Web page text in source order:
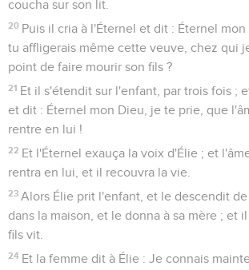
coucha sur son lit.
20 Puis il cria à l'Éternel et dit : Éternel
tu affligerais même cette veuve, chez qui
point de faire mourir son fils ?
21 Et il s'étendit sur l'enfant, par trois fois ;
et dit : Éternel mon Dieu, je te prie, que
rentre en lui !
22 Et l'Éternel exauça la voix d'Élie ; et
rentra en lui, et il recouvra la vie.
23 Alors Élie prit l'enfant, et le descendit
dans la maison, et le donna à sa mère ; et
fils vit.
24 Et la femme dit à Élie : Je connais